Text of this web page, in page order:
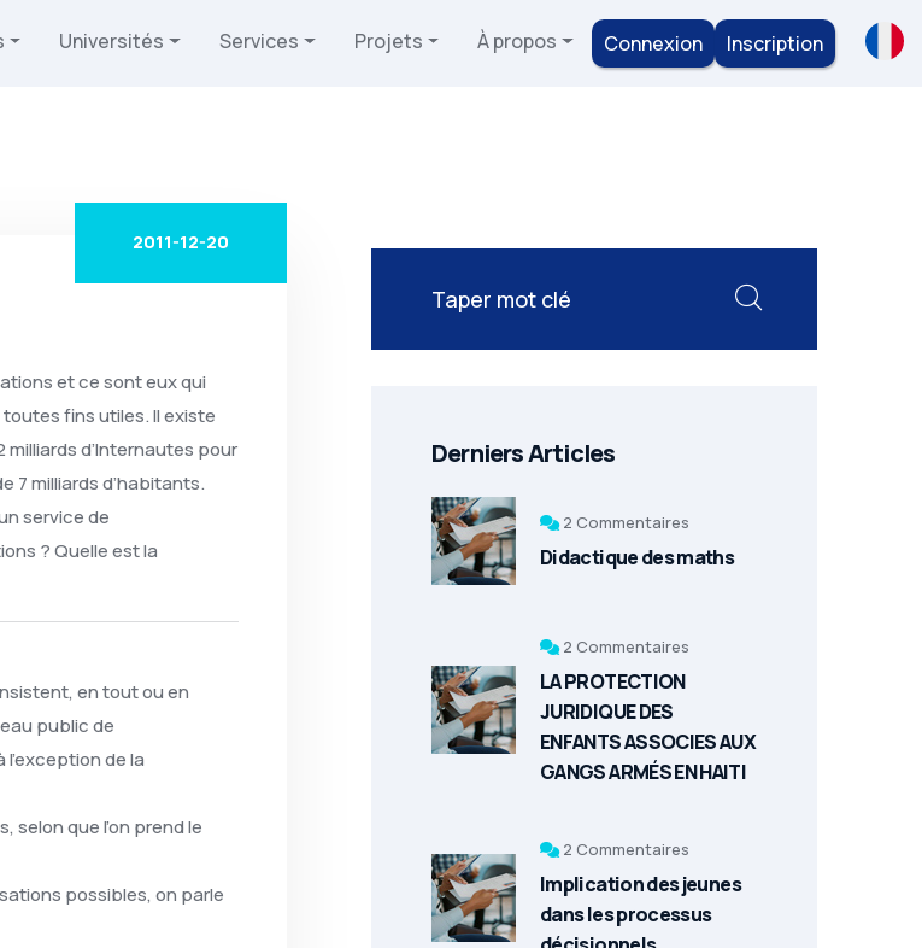
Universités Services Projets À propos Connexion Inscription
2011-12-20
et ce sont eux qui
fins utiles. Il existe
milliards d’Internautes pour
7 milliards d’habitants.
service de
? Quelle est la
en tout ou en
public de
de la
que l’on prend le
possibles, on parle
Derniers Articles
2 Commentaires
Didactique des maths
2 Commentaires
LA PROTECTION
JURIDIQUE DES
ENFANTS ASSOCIES AUX
GANGS ARMÉS EN HAITI
2 Commentaires
Implication des jeunes
dans les processus